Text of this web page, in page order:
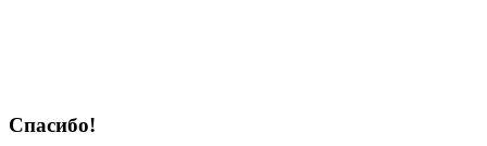
Спасибо!